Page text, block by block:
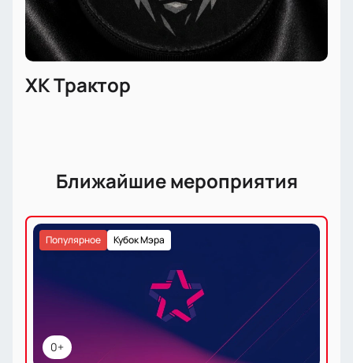
ХК Трактор
Ближайшие мероприятия
0+
Кубок Мэра
Популярное